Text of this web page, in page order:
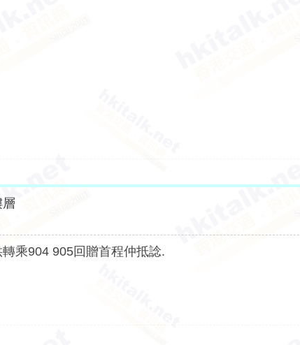
乘904 905回贈首程仲抵諗.